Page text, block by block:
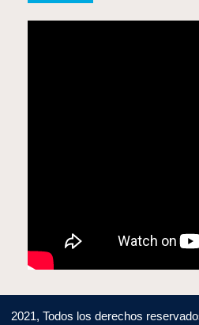
2021, Todos los derechos